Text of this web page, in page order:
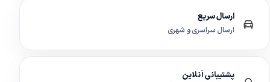
ارسال سریع
ارسال سراسری و شهری
پشتیبانی آنلاین